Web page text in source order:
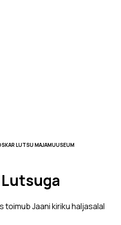
LUTSU MAJAMUUSEUM
Jaani kiriku haljasalal